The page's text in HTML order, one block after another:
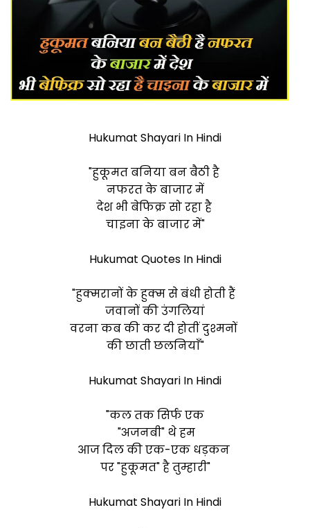
Hukumat Shayari In Hindi
"हुकूमत बनिया बन बैठी है
नफरत के बाजार में
देश भी बेफिक्र सो रहा है
चाइना के बाजार में"
Hukumat Quotes In Hindi
"हुक्मरानों के हुक्म से बंधी होती हैं
जवानों की उंगलियां
वरना कब की कर दी होतीं दुश्मनों
की छाती छलनियाँ"
Hukumat Shayari In Hindi
"कल तक सिर्फ एक
"अजनबी" थे हम
आज दिल की एक-एक धड़कन
पर "हुकूमत" है तुम्हारी"
Hukumat Shayari In Hindi